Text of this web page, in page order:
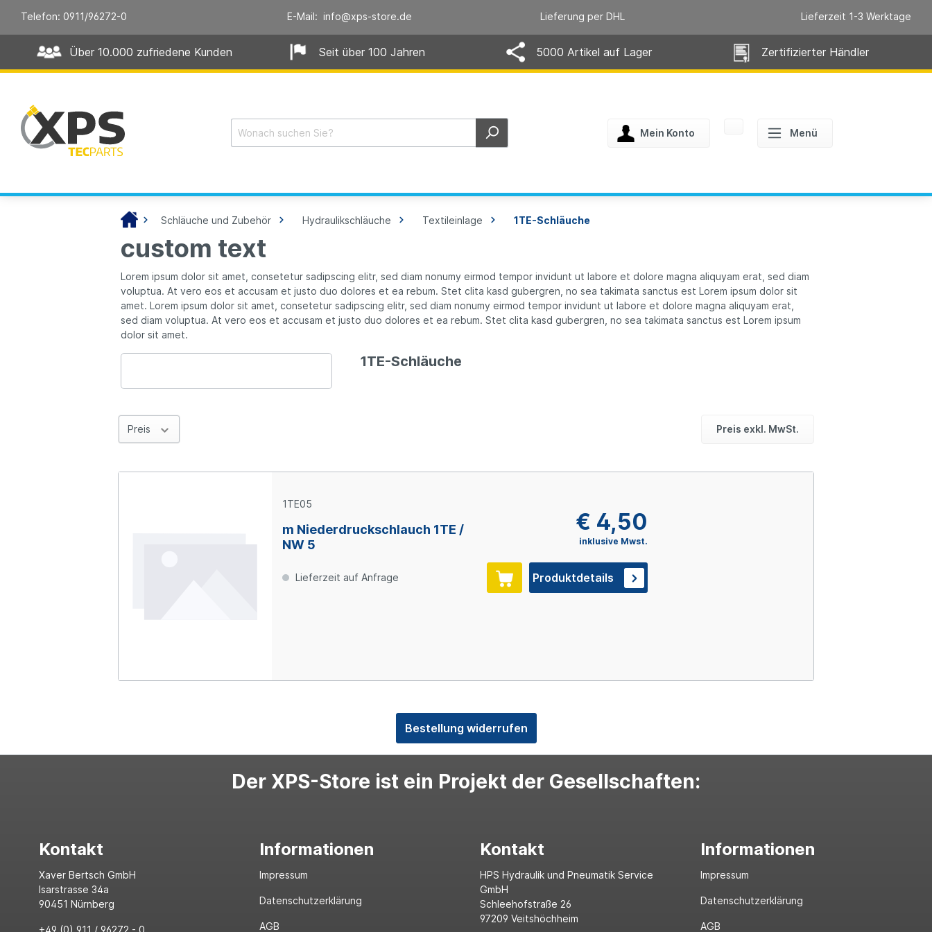
Telefon: 0911/96272-0 E-Mail: info@xps-store.de Lieferung per DHL Lieferzeit 1-3 Werktage
Über 10.000 zufriedene Kunden Seit über 100 Jahren 5000 Artikel auf Lager Zertifizierter Händler
Mein Konto Menü
Schläuche und Zubehör Hydraulikschläuche Textileinlage 1TE-Schläuche
custom text
Lorem ipsum dolor sit amet, consetetur sadipscing elitr, sed diam nonumy eirmod tempor invidunt ut labore et dolore magna aliquyam erat, sed diam
voluptua. At vero eos et accusam et justo duo dolores et ea rebum. Stet clita kasd gubergren, no sea takimata sanctus est Lorem ipsum dolor sit
amet. Lorem ipsum dolor sit amet, consetetur sadipscing elitr, sed diam nonumy eirmod tempor invidunt ut labore et dolore magna aliquyam erat,
sed diam voluptua. At vero eos et accusam et justo duo dolores et ea rebum. Stet clita kasd gubergren, no sea takimata sanctus est Lorem ipsum
dolor sit amet.
1TE-Schläuche
Preis Preis exkl. MwSt.
1TE05
m Niederdruckschlauch 1TE /
NW 5
Lieferzeit auf Anfrage
€ 4,50
inklusive Mwst.
Produktdetails
Bestellung widerrufen
Der XPS-Store ist ein Projekt der Gesellschaften:
Kontakt
Xaver Bertsch GmbH
Isarstrasse 34a
90451 Nürnberg
+49 (0) 911 / 96272 - 0
Informationen
Impressum
Datenschutzerklärung
AGB
Kontakt
HPS Hydraulik und Pneumatik Service
GmbH
Schleehofstraße 26
97209 Veitshöchheim
Informationen
Impressum
Datenschutzerklärung
AGB